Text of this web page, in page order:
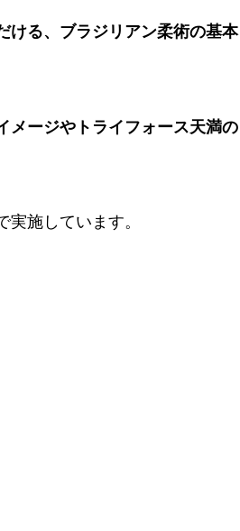
ける、ブラジリアン柔術の基本
メージやトライフォース天満の
施しています。